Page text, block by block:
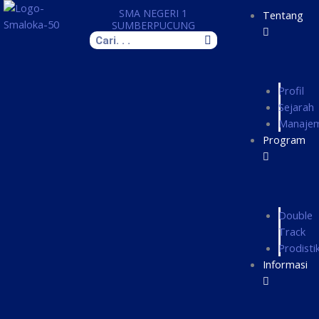
Skip
to
SMA NEGERI 1
SUMBERPUCUNG
Search
Tentang
Profil
Sejarah
Program
Double
Track
Informasi